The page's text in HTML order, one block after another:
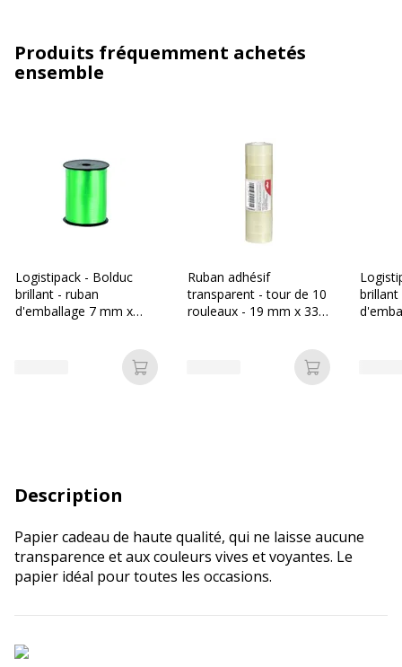
Produits fréquemment achetés
ensemble
Logistipack - Bolduc
brillant - ruban
d'emballage 7 mm x
Ajouter au panier
Ruban adhésif
transparent - tour de 10
rouleaux - 19 mm x 33
Ajouter au
brillant
Description
Papier cadeau de haute qualité, qui ne laisse aucune
transparence et aux couleurs vives et voyantes. Le
papier idéal pour toutes les occasions.